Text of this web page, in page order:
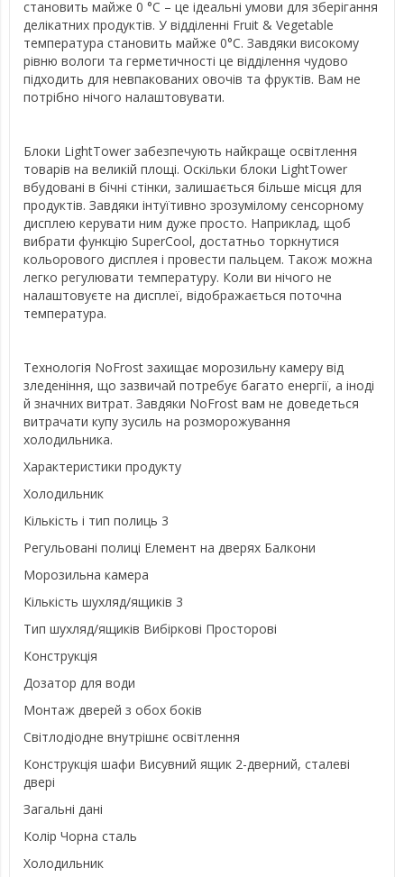
становить майже 0 °C – це ідеальні умови для зберігання
делікатних продуктів. У відділенні Fruit & Vegetable
температура становить майже 0°C. Завдяки високому
рівню вологи та герметичності це відділення чудово
підходить для невпакованих овочів та фруктів. Вам не
потрібно нічого налаштовувати.
Блоки LightTower забезпечують найкраще освітлення
товарів на великій площі. Оскільки блоки LightTower
вбудовані в бічні стінки, залишається більше місця для
продуктів. Завдяки інтуїтивно зрозумілому сенсорному
дисплею керувати ним дуже просто. Наприклад, щоб
вибрати функцію SuperCool, достатньо торкнутися
кольорового дисплея і провести пальцем. Також можна
легко регулювати температуру. Коли ви нічого не
налаштовуєте на дисплеї, відображається поточна
температура.
Технологія NoFrost захищає морозильну камеру від
зледеніння, що зазвичай потребує багато енергії, а іноді
й значних витрат. Завдяки NoFrost вам не доведеться
витрачати купу зусиль на розморожування
холодильника.
Характеристики продукту
Холодильник
Кількість і тип полиць 3
Регульовані полиці Елемент на дверях Балкони
Морозильна камера
Кількість шухляд/ящиків 3
Тип шухляд/ящиків Вибіркові Просторові
Конструкція
Дозатор для води
Монтаж дверей з обох боків
Світлодіодне внутрішнє освітлення
Конструкція шафи Висувний ящик 2-дверний, сталеві
двері
Загальні дані
Колір Чорна сталь
Холодильник